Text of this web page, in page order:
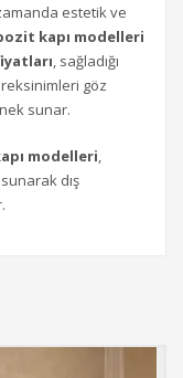
estetik ve
kapı modelleri
, sağladığı
göz
sunar.
modelleri,
dış